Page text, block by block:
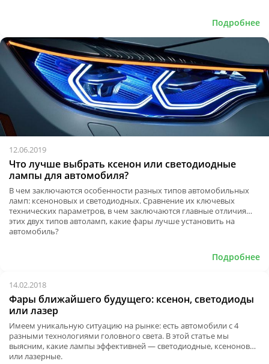
Подробнее
12.06.2019
Что лучше выбрать ксенон или светодиодные
лампы для автомобиля?
В чем заключаются особенности разных типов автомобильных
ламп: ксеноновых и светодиодных. Сравнение их ключевых
технических параметров, в чем заключаются главные отличия
этих двух типов автоламп, какие фары лучше установить на
автомобиль?
Подробнее
14.02.2018
Фары ближайшего будущего: ксенон, светодиоды
или лазер
Имеем уникальную ситуацию на рынке: есть автомобили с 4
разными технологиями головного света. В этой статье мы
выясним, какие лампы эффективней — светодиодные, ксеноновые
или лазерные.